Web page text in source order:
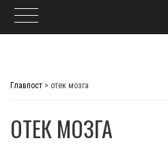
Главпост > отек мозга
ОТЕК МОЗГА